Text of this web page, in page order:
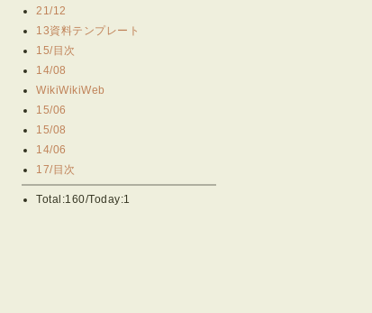
21/12
13資料テンプレート
15/目次
14/08
WikiWikiWeb
15/06
15/08
14/06
17/目次
Total:160/Today:1